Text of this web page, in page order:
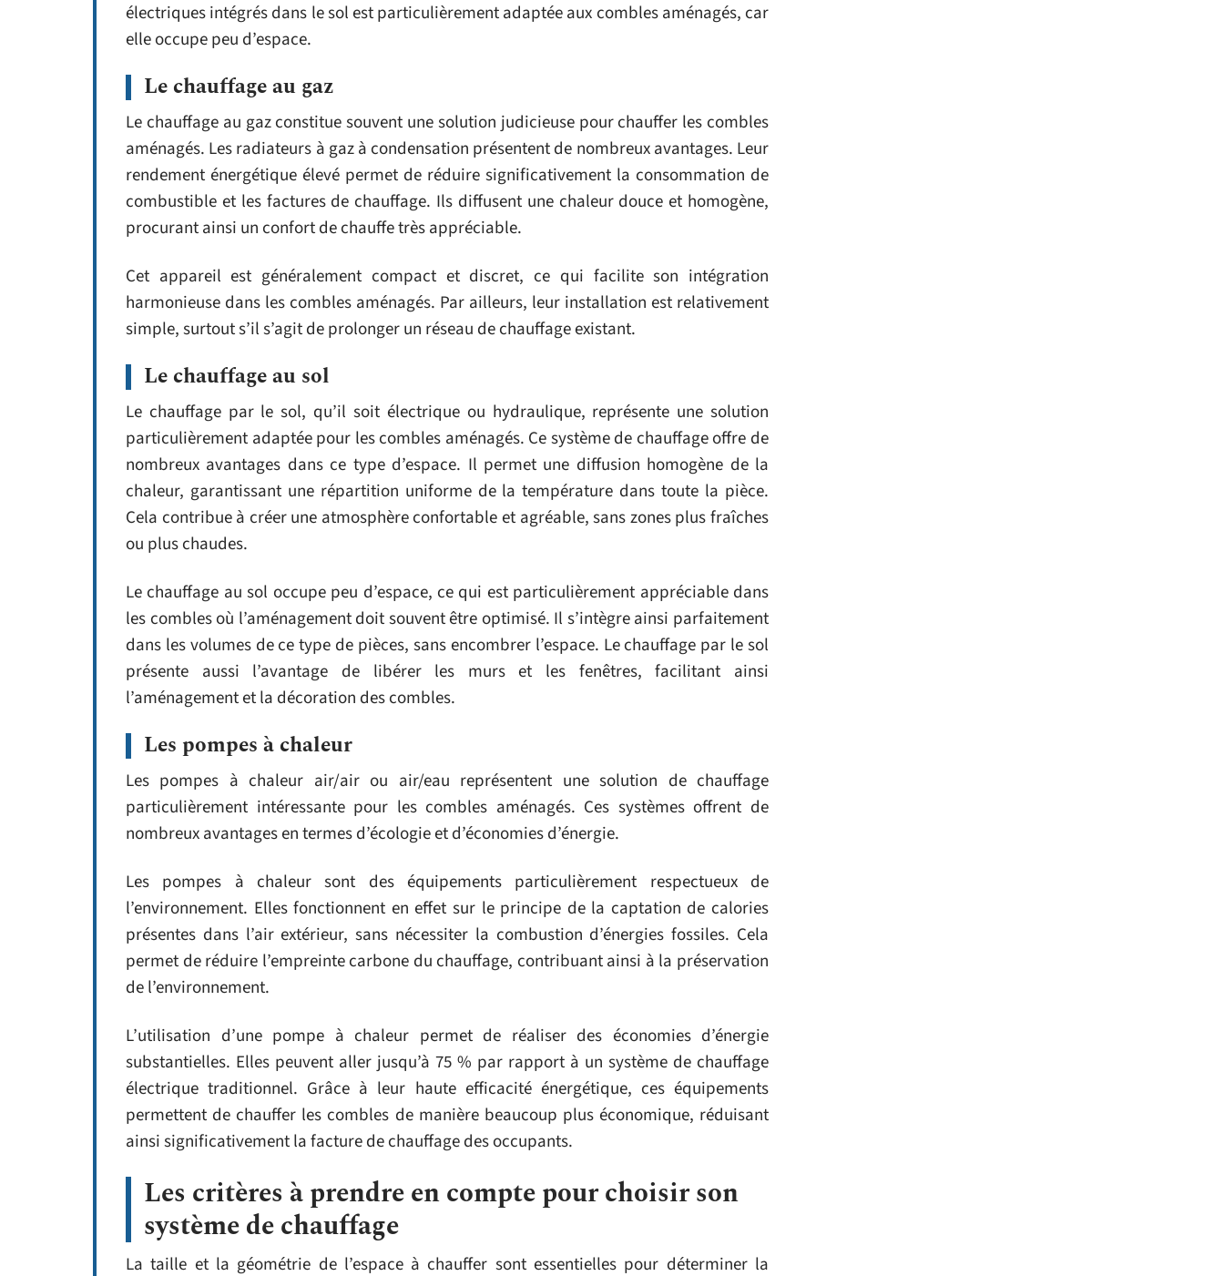
électriques intégrés dans le sol est particulièrement adaptée aux combles aménagés, car
elle occupe peu d’espace.
Le chauffage au gaz
Le chauffage au gaz constitue souvent une solution judicieuse pour chauffer les combles
aménagés. Les radiateurs à gaz à condensation présentent de nombreux avantages. Leur
rendement énergétique élevé permet de réduire significativement la consommation de
combustible et les factures de chauffage. Ils diffusent une chaleur douce et homogène,
procurant ainsi un confort de chauffe très appréciable.
Cet appareil est généralement compact et discret, ce qui facilite son intégration
harmonieuse dans les combles aménagés. Par ailleurs, leur installation est relativement
simple, surtout s’il s’agit de prolonger un réseau de chauffage existant.
Le chauffage au sol
Le chauffage par le sol, qu’il soit électrique ou hydraulique, représente une solution
particulièrement adaptée pour les combles aménagés. Ce système de chauffage offre de
nombreux avantages dans ce type d’espace. Il permet une diffusion homogène de la
chaleur, garantissant une répartition uniforme de la température dans toute la pièce.
Cela contribue à créer une atmosphère confortable et agréable, sans zones plus fraîches
ou plus chaudes.
Le chauffage au sol occupe peu d’espace, ce qui est particulièrement appréciable dans
les combles où l’aménagement doit souvent être optimisé. Il s’intègre ainsi parfaitement
dans les volumes de ce type de pièces, sans encombrer l’espace. Le chauffage par le sol
présente aussi l’avantage de libérer les murs et les fenêtres, facilitant ainsi
l’aménagement et la décoration des combles.
Les pompes à chaleur
Les pompes à chaleur air/air ou air/eau représentent une solution de chauffage
particulièrement intéressante pour les combles aménagés. Ces systèmes offrent de
nombreux avantages en termes d’écologie et d’économies d’énergie.
Les pompes à chaleur sont des équipements particulièrement respectueux de
l’environnement. Elles fonctionnent en effet sur le principe de la captation de calories
présentes dans l’air extérieur, sans nécessiter la combustion d’énergies fossiles. Cela
permet de réduire l’empreinte carbone du chauffage, contribuant ainsi à la préservation
de l’environnement.
L’utilisation d’une pompe à chaleur permet de réaliser des économies d’énergie
substantielles. Elles peuvent aller jusqu’à 75 % par rapport à un système de chauffage
électrique traditionnel. Grâce à leur haute efficacité énergétique, ces équipements
permettent de chauffer les combles de manière beaucoup plus économique, réduisant
ainsi significativement la facture de chauffage des occupants.
Les critères à prendre en compte pour choisir son
système de chauffage
La taille et la géométrie de l’espace à chauffer sont essentielles pour déterminer la